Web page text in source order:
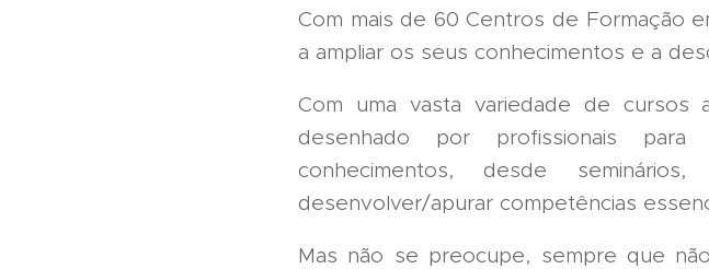
Com mais de 60 Centros de Formação
a ampliar os seus conhecimentos e a
Com uma vasta variedade de cursos
desenhado por profissionais
conhecimentos, desde
desenvolver/apurar competências
Mas não se preocupe, sempre que